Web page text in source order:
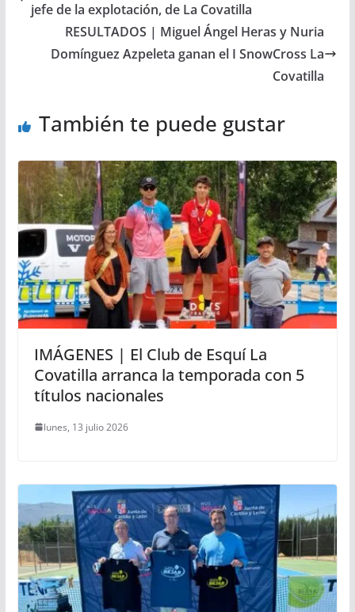
jefe de la explotación, de La Covatilla
RESULTADOS | Miguel Ángel Heras y Nuria
Domínguez Azpeleta ganan el I SnowCross La
Covatilla
También te puede gustar
IMÁGENES | El Club de Esquí La
Covatilla arranca la temporada con 5
títulos nacionales
lunes, 13 julio 2026